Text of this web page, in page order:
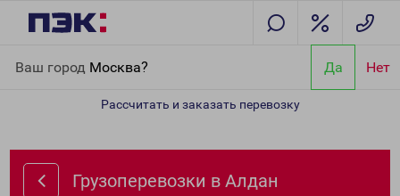
Ваш город Москва? Да Нет
Рассчитать и заказать перевозку
Грузоперевозки в Алдан